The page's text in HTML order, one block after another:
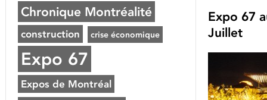
Expo 67
Juillet
Chronique Montréalité
construction crise économique
Expo 67
Expos de Montréal